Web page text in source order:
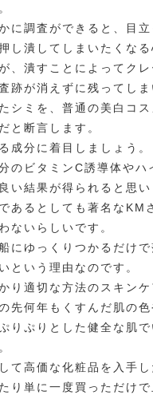
に調査ができると、目
し潰してしまいたくな
、潰すことによってク
跡が消えずに残ってしま
シミを、普通の美白コ
と断言します。
成分に着目しましょう。
のビタミンC誘導体やハ
い結果が得られると思い
あるとしても著名なKM
ないらしいです。
にゆっくりつかるだけ
という理由なのです。
り適切な方法のスキン
先何年もくすんだ肌の
りぷりとした健全な肌
て高価な化粧品を入手
り単に一度買っただけ